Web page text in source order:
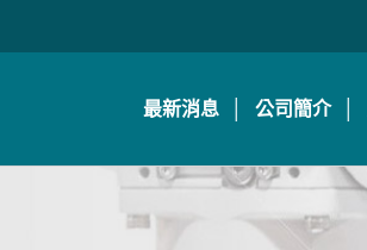
最新消息 公司簡介